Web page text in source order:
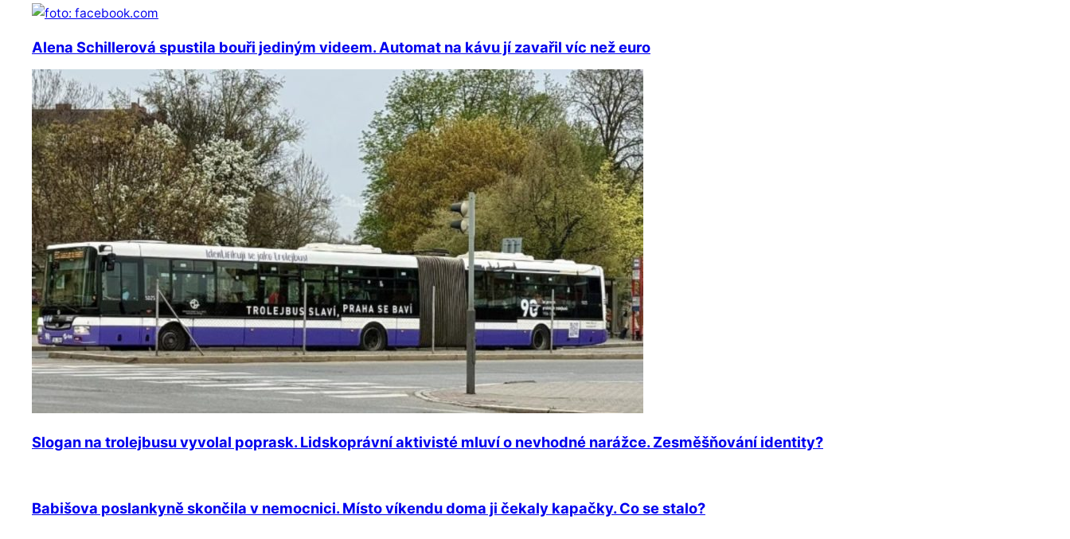
Alena Schillerová spustila bouři jediným videem. Automat na kávu jí zavařil víc než euro
Slogan na trolejbusu vyvolal poprask. Lidskoprávní aktivisté mluví o nevhodné narážce. Zesměšňování identity?
Babišova poslankyně skončila v nemocnici. Místo víkendu doma ji čekaly kapačky. Co se stalo?